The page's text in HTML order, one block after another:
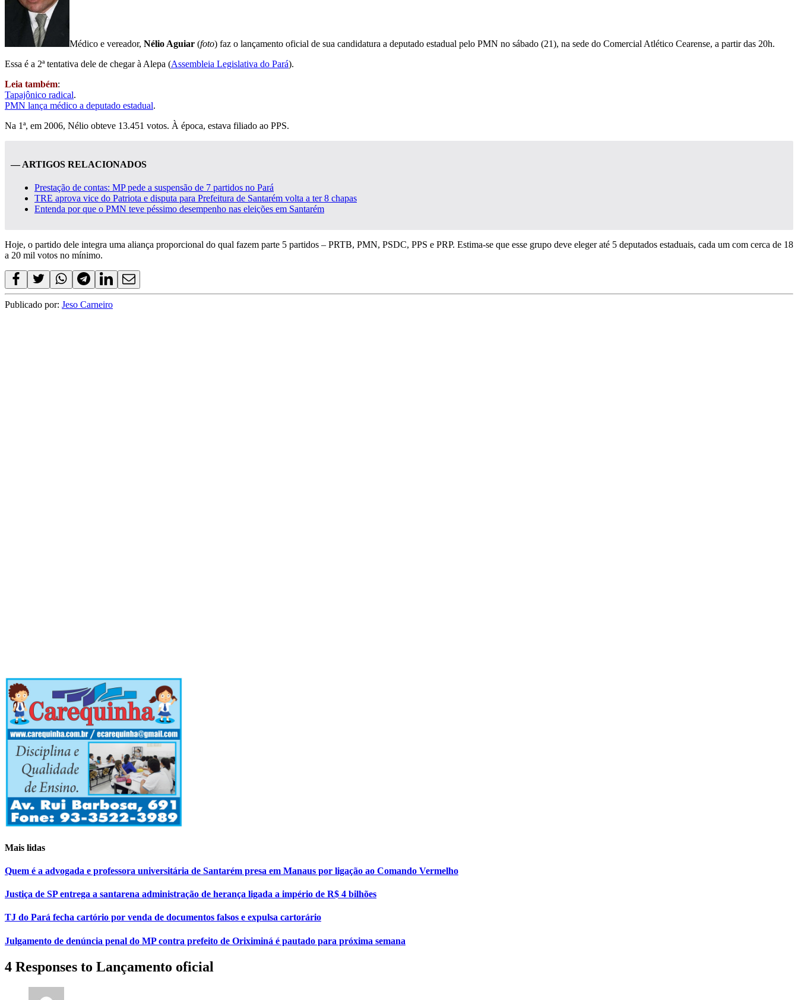
Médico e vereador, Nélio Aguiar (foto) faz o lançamento oficial de sua candidatura a deputado estadual pelo PMN no sábado (21), na sede do Comercial Atlético Cearense, a partir das 20h.
Essa é a 2ª tentativa dele de chegar à Alepa (Assembleia Legislativa do Pará).
Leia também:
Tapajônico radical.
PMN lança médico a deputado estadual.
Na 1ª, em 2006, Nélio obteve 13.451 votos. À época, estava filiado ao PPS.
— ARTIGOS RELACIONADOS
Prestação de contas: MP pede a suspensão de 7 partidos no Pará
TRE aprova vice do Patriota e disputa para Prefeitura de Santarém volta a ter 8 chapas
Entenda por que o PMN teve péssimo desempenho nas eleições em Santarém
Hoje, o partido dele integra uma aliança proporcional do qual fazem parte 5 partidos – PRTB, PMN, PSDC, PPS e PRP. Estima-se que esse grupo deve eleger até 5 deputados estaduais, cada um com cerca de 18
a 20 mil votos no mínimo.
Publicado por: Jeso Carneiro
Mais lidas
Quem é a advogada e professora universitária de Santarém presa em Manaus por ligação ao Comando Vermelho
Justiça de SP entrega a santarena administração de herança ligada a império de R$ 4 bilhões
TJ do Pará fecha cartório por venda de documentos falsos e expulsa cartorário
Julgamento de denúncia penal do MP contra prefeito de Oriximiná é pautado para próxima semana
4 Responses to Lançamento oficial